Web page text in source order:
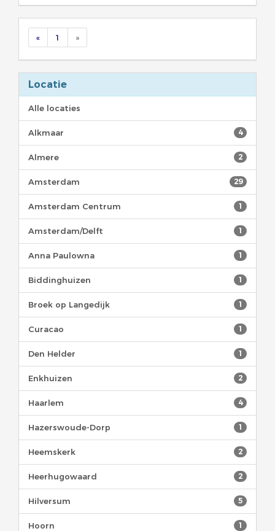
« 1 »
Locatie
Alle locaties
4
Alkmaar
2
Almere
29
Amsterdam
1
Amsterdam Centrum
1
Amsterdam/Delft
1
Anna Paulowna
1
Biddinghuizen
1
Broek op Langedijk
1
Curacao
1
Den Helder
2
Enkhuizen
4
Haarlem
1
Hazerswoude-Dorp
2
Heemskerk
2
Heerhugowaard
5
Hilversum
1
Hoorn